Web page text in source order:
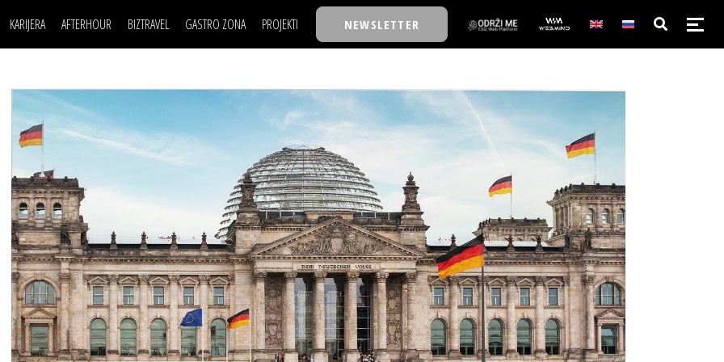
KARIJERA
LJUDI (HR)
MOJ UGAO
USAVRŠAVANJE
KNOW-HOW
AFTERHOUR
KNJIGE
AUTO SVET
WELLBEING
BIZTRAVEL GASTRO ZONA PROJEKTI
TASTY TALKS
30 ISPOD 30
BACK TO OFFICE/SCHOOL
BIZBENDOVI
BIZKOLEGIJUM
BMW BIZNIS LIGA
BIZLIFE WEEK
IZJAVA GODINE
NEWSLETTER
POSAO
MOJ UGAO
USAVRŠAVANJE
KNOW-HOW
FILM I SCENA
AUTO SVET
STIL
WELLBEING
NAJKOLEGA
30 ISPOD 30
BACK TO OFFICE/SCHOOL
BIZBENDOVI
BIZKOLEGIJUM
BMW BIZNIS LIGA
BIZLIFE WEEK
IZJAVA GODINE